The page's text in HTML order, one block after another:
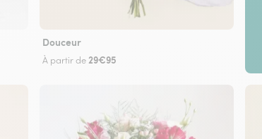
Douceur
À partir de 29€95